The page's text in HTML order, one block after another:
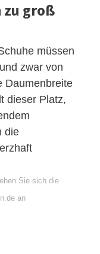
zu groß
müssen
zwar von
Daumenbreite
dieser Platz,
die
Sie sich die
an